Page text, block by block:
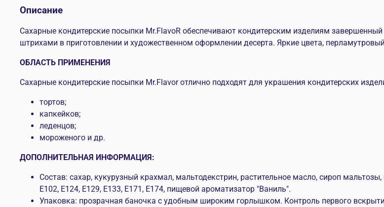
Описание
Сахарные кондитерские посыпки Mr.FlavoR обеспечивают кондитерским изделиям
штрихами в приготовлении и художественном оформлении десерта. Яркие цвета,
ОБЛАСТЬ ПРИМЕНЕНИЯ
Сахарные кондитерские посыпки Mr.Flavor отлично подходят для украшения кондитерских
тортов;
капкейков;
леденцов;
мороженого и др.
ДОПОЛНИТЕЛЬНАЯ ИНФОРМАЦИЯ:
Состав: сахар, кукурузный крахмал, мальтодекстрин, растительное масло, сироп
E102, E124, E129, E133, E171, E174, пищевой ароматизатор "Ваниль".
Упаковка: прозрачная баночка с удобным широким горлышком. Контроль первого